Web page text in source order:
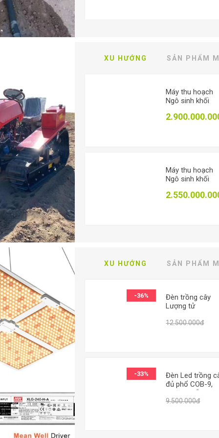
CẢ SẢN PHẨM
XU HƯỚNG SẢN PHẨM
Máy thu hoạch
Ngô sinh khối
thức ăn tươi cho
Máy thu hoạch
Ngô sinh khối
gặt thức ăn tươi
XU HƯỚNG SẢN PHẨM
-36%
Đèn trồng cây
Lượng tử
grow lights chip
12.500.000đ
-33%
Đèn Led trồng
đủ phổ COB-9,
Đèn led hỗ trợ
trồng cây trong
9.500.000đ